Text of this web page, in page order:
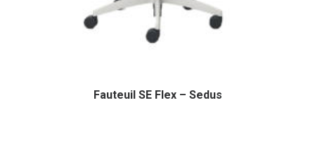
Fauteuil SE Flex – Sedus